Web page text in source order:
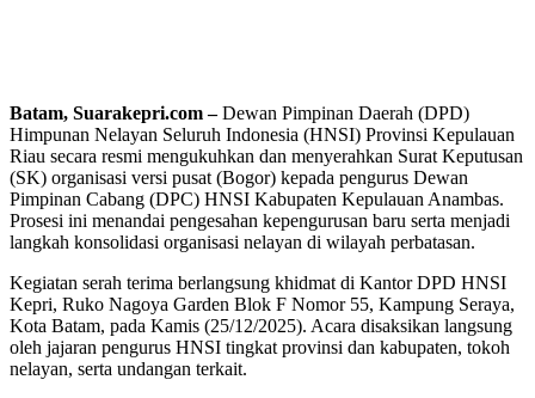
Batam, Suarakepri.com –Dewan Pimpinan Daerah (DPD)
Himpunan Nelayan Seluruh Indonesia (HNSI) Provinsi Kepulauan
Riau secara resmi mengukuhkan dan menyerahkan Surat Keputusan
(SK) organisasi versi pusat (Bogor) kepada pengurus Dewan
Pimpinan Cabang (DPC) HNSI Kabupaten Kepulauan Anambas.
Prosesi ini menandai pengesahan kepengurusan baru serta menjadi
langkah konsolidasi organisasi nelayan di wilayah perbatasan.
Kegiatan serah terima berlangsung khidmat di Kantor DPD HNSI
Kepri, Ruko Nagoya Garden Blok F Nomor 55, Kampung Seraya,
Kota Batam, pada Kamis (25/12/2025). Acara disaksikan langsung
oleh jajaran pengurus HNSI tingkat provinsi dan kabupaten, tokoh
nelayan, serta undangan terkait.